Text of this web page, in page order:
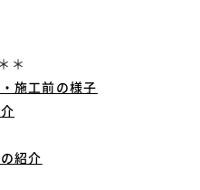
＊
施工前の様子
紹介